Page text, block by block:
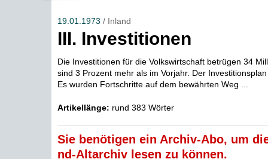
19.01.1973 / Inland
III. Investitionen
Die Investitionen für die Volkswirtschaft betrügen 34
sind 3 Prozent mehr als im Vorjahr. Der
Es wurden Fortschritte auf dem bewährten Weg ...
Artikellänge: rund 383 Wörter
Sie benötigen ein Archiv-Abo, um
nd-Altarchiv lesen zu können.